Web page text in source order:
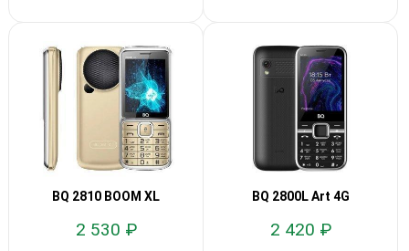
BQ 2810 BOOM XL
2 530 ₽
BQ 2800L Art 4G
2 420 ₽